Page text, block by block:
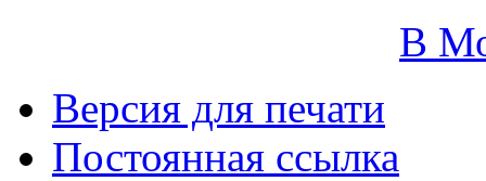
В
Версия для печати
Постоянная ссылка